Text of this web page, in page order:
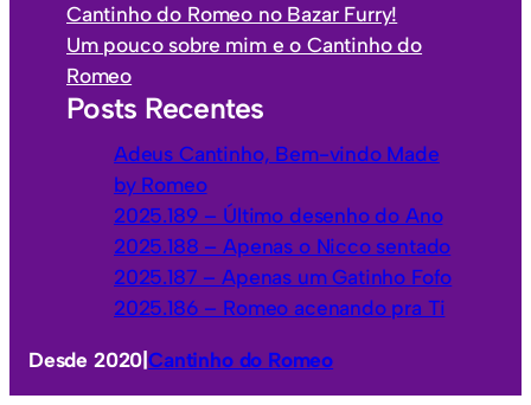
i
a
s
Cantinho do Romeo no Bazar Furry!
Um pouco sobre mim e o Cantinho do
Romeo
Posts Recentes
Adeus Cantinho, Bem-vindo Made
by Romeo
2025.189 – Último desenho do Ano
2025.188 – Apenas o Nicco sentado
2025.187 – Apenas um Gatinho Fofo
2025.186 – Romeo acenando pra Ti
Desde 2020|Cantinho do Romeo